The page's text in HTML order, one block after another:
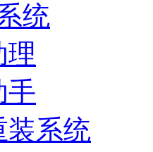
统
理
手
装系统